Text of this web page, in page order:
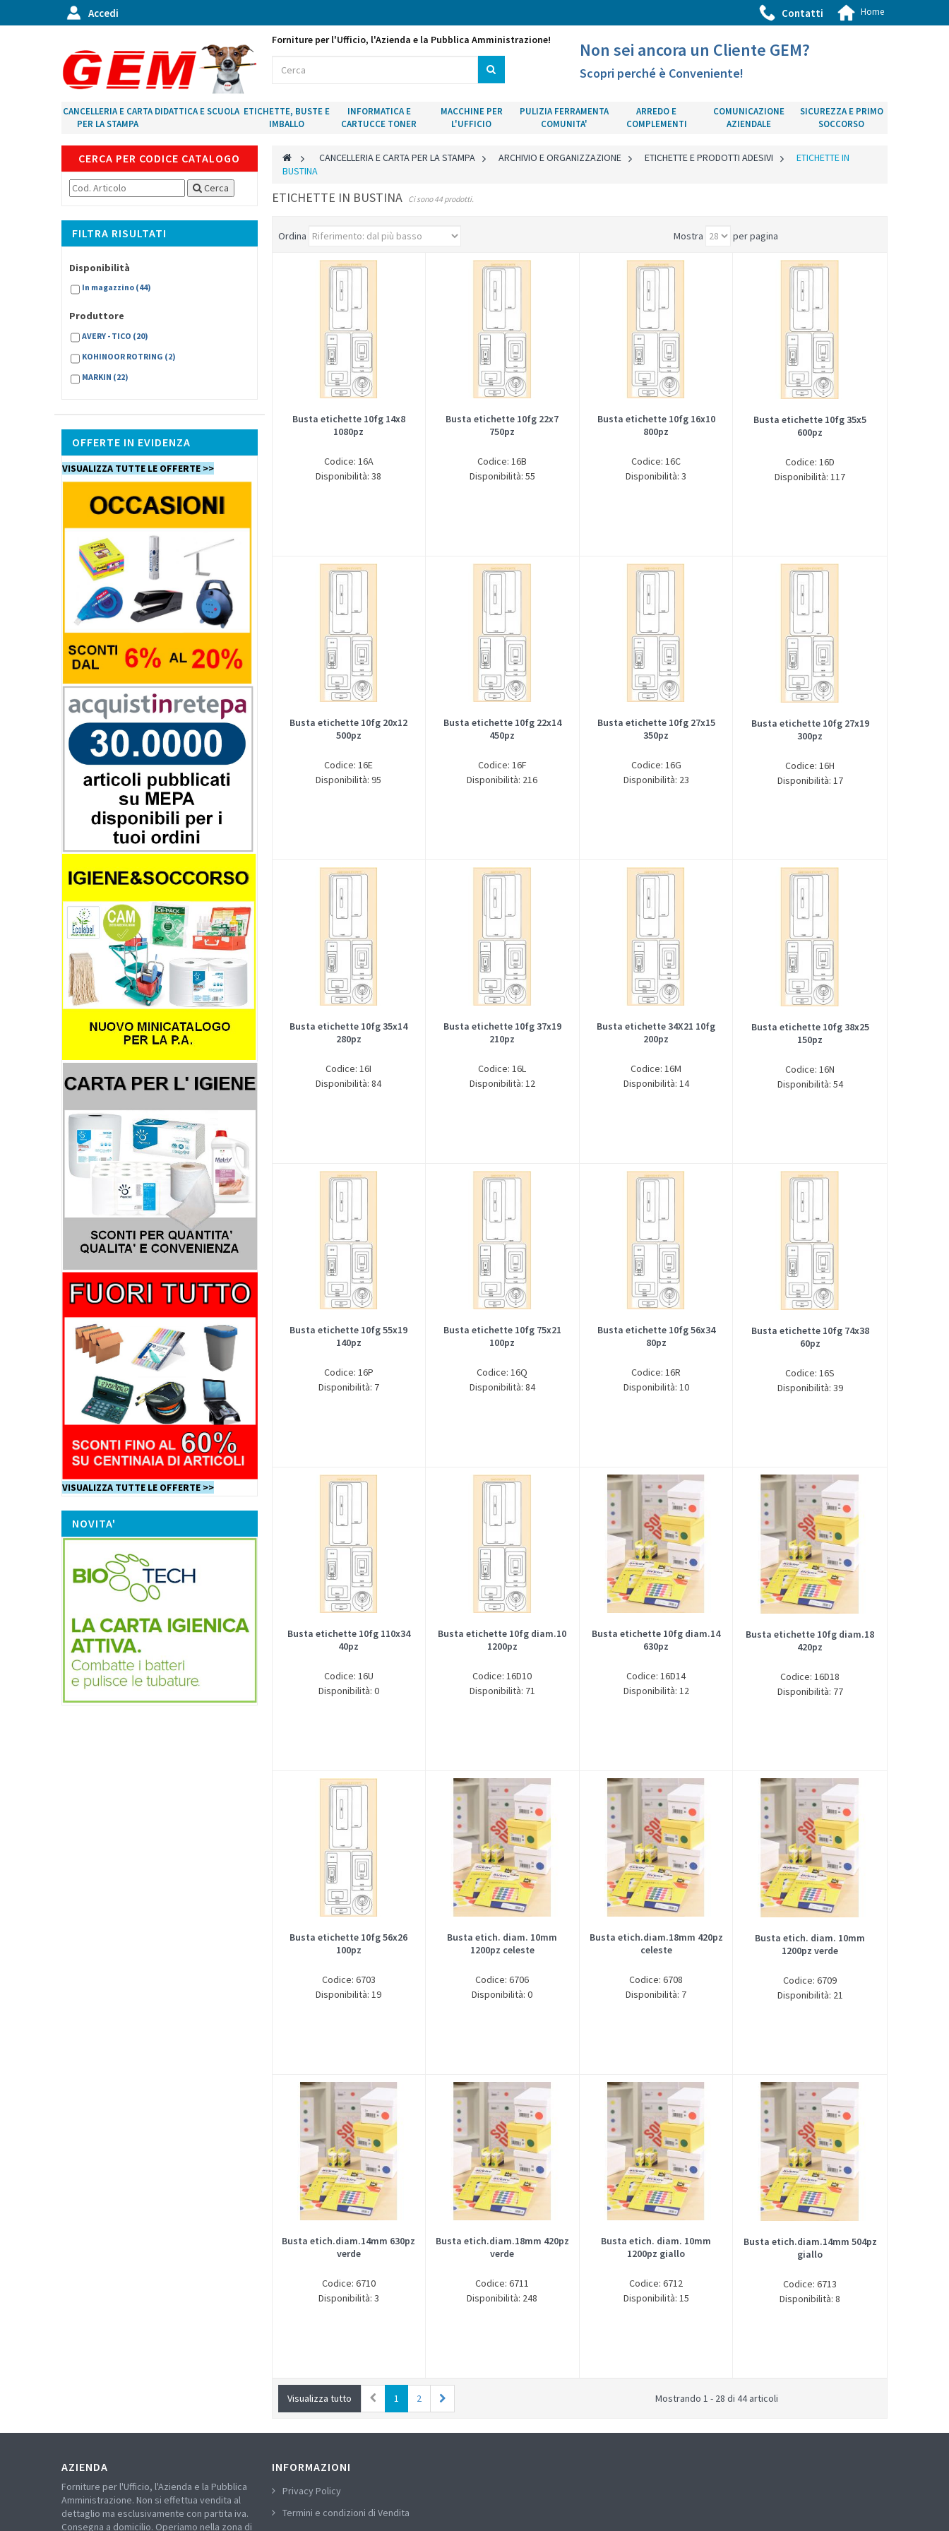
Accedi Contatti Home
Forniture per l'Ufficio, l'Azienda e la Pubblica Amministrazione! Non sei ancora un Cliente GEM?
Scopri perché è Conveniente!
CANCELLERIA E CARTA
PER LA STAMPA
DIDATTICA E SCUOLA ETICHETTE, BUSTE E
IMBALLO
INFORMATICA E
CARTUCCE TONER
MACCHINE PER
L'UFFICIO
PULIZIA FERRAMENTA
COMUNITA'
ARREDO E
COMPLEMENTI
COMUNICAZIONE
AZIENDALE
SICUREZZA E PRIMO
SOCCORSO
CERCA PER CODICE CATALOGO
Cerca
FILTRA RISULTATI
Disponibilità
In magazzino (44)
Produttore
AVERY - TICO (20)
KOHINOOR ROTRING (2)
MARKIN (22)
OFFERTE IN EVIDENZA
VISUALIZZA TUTTE LE OFFERTE >>
VISUALIZZA TUTTE LE OFFERTE >>
NOVITA'
> CANCELLERIA E CARTA PER LA STAMPA > ARCHIVIO E ORGANIZZAZIONE > ETICHETTE E PRODOTTI ADESIVI >
ETICHETTE IN
BUSTINA
ETICHETTE IN BUSTINA Ci sono 44 prodotti.
Ordina Mostra per pagina
Busta etichette 10fg 14x8
1080pz
Codice: 16A
Disponibilità: 38
Busta etichette 10fg 22x7
750pz
Codice: 16B
Disponibilità: 55
Busta etichette 10fg 16x10
800pz
Codice: 16C
Disponibilità: 3
Busta etichette 10fg 35x5
600pz
Codice: 16D
Disponibilità: 117
Busta etichette 10fg 20x12
500pz
Codice: 16E
Disponibilità: 95
Busta etichette 10fg 22x14
450pz
Codice: 16F
Disponibilità: 216
Busta etichette 10fg 27x15
350pz
Codice: 16G
Disponibilità: 23
Busta etichette 10fg 27x19
300pz
Codice: 16H
Disponibilità: 17
Busta etichette 10fg 35x14
280pz
Codice: 16I
Disponibilità: 84
Busta etichette 10fg 37x19
210pz
Codice: 16L
Disponibilità: 12
Busta etichette 34X21 10fg
200pz
Codice: 16M
Disponibilità: 14
Busta etichette 10fg 38x25
150pz
Codice: 16N
Disponibilità: 54
Busta etichette 10fg 55x19
140pz
Codice: 16P
Disponibilità: 7
Busta etichette 10fg 75x21
100pz
Codice: 16Q
Disponibilità: 84
Busta etichette 10fg 56x34
80pz
Codice: 16R
Disponibilità: 10
Busta etichette 10fg 74x38
60pz
Codice: 16S
Disponibilità: 39
Busta etichette 10fg 110x34
40pz
Codice: 16U
Disponibilità: 0
Busta etichette 10fg diam.10
1200pz
Codice: 16D10
Disponibilità: 71
Busta etichette 10fg diam.14
630pz
Codice: 16D14
Disponibilità: 12
Busta etichette 10fg diam.18
420pz
Codice: 16D18
Disponibilità: 77
Busta etichette 10fg 56x26
100pz
Codice: 6703
Disponibilità: 19
Busta etich. diam. 10mm
1200pz celeste
Codice: 6706
Disponibilità: 0
Busta etich.diam.18mm 420pz
celeste
Codice: 6708
Disponibilità: 7
Busta etich. diam. 10mm
1200pz verde
Codice: 6709
Disponibilità: 21
Busta etich.diam.14mm 630pz
verde
Codice: 6710
Disponibilità: 3
Busta etich.diam.18mm 420pz
verde
Codice: 6711
Disponibilità: 248
Busta etich. diam. 10mm
1200pz giallo
Codice: 6712
Disponibilità: 15
Busta etich.diam.14mm 504pz
giallo
Codice: 6713
Disponibilità: 8
Visualizza tutto 1 2 Mostrando 1 - 28 di 44 articoli
AZIENDA
Forniture per l'Ufficio, l'Azienda e la Pubblica
Amministrazione. Non si effettua vendita al
dettaglio ma esclusivamente con partita iva.
Consegna a domicilio. Operiamo nella zona di
INFORMAZIONI
Privacy Policy
Termini e condizioni di Vendita